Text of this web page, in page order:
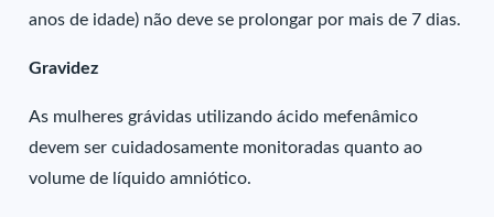
anos de idade) não deve se prolongar por mais de 7 dias.
Gravidez
As mulheres grávidas utilizando ácido mefenâmico
devem ser cuidadosamente monitoradas quanto ao
volume de líquido amniótico.